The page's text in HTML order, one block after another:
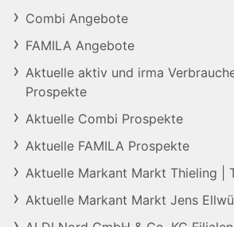
Combi Angebote
FAMILA Angebote
Aktuelle aktiv und irma
Prospekte
Aktuelle Combi Prospekte
Aktuelle FAMILA Prospekte
Aktuelle Markant Markt Thieling |
Aktuelle Markant Markt Jens